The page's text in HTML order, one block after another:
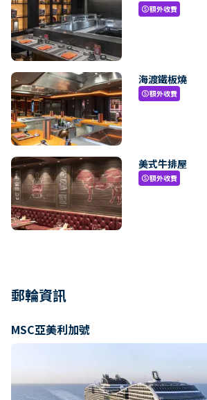
paid額外收費
海渡鐵板燒
paid額外收費
美式牛排屋
paid額外收費
郵輪資訊
MSC亞美利加號